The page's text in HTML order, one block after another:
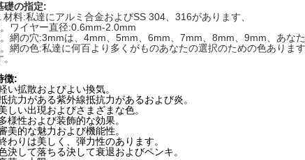
礎の指定:
材料:私達にアルミ合金およびSS 304、316があります、
ワイヤー直径:0.6mm-2.0mm
網の穴:3mmは、4mm、5mm、6mm、7mm、8mm、9mm、あな
網の色:私達に何百より多くがものあなたの選択のための色ありま
徴:
い拡散およびよい換気。
抗力がある紫外線抵抗力があるおよび炎。
しい出現およびさまざまな色。
様性および装飾的な効果。
美的な魅力および機能性。
わりは美しく、弾力性のあります。
決して落ちる決して衰退およびペンキ。